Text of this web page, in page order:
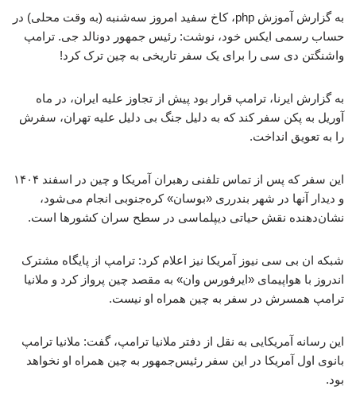
به گزارش آموزش php، کاخ سفید امروز سه‌شنبه (به وقت محلی) در
حساب رسمی ایکس خود، نوشت: رئیس جمهور دونالد جی. ترامپ
واشنگتن دی سی را برای یک سفر تاریخی به چین ترک کرد!
به گزارش ایرنا، ترامپ قرار بود پیش از تجاوز علیه ایران، در ماه
آوریل به پکن سفر کند که به دلیل جنگ بی دلیل علیه تهران، سفرش
را به تعویق انداخت.
این سفر که پس از تماس تلفنی رهبران آمریکا و چین در اسفند ۱۴۰۴
و دیدار آنها در شهر بندرری «بوسان» کره‌جنوبی انجام می‌شود،
نشان‌دهنده نقش حیاتی دیپلماسی در سطح سران کشورها است.
شبکه ان بی سی نیوز آمریکا نیز اعلام کرد: ترامپ از پایگاه مشترک
اندروز با هواپیمای «ایرفورس وان» به مقصد چین پرواز کرد و ملانیا
ترامپ همسرش در سفر به چین همراه او نیست.
این رسانه آمریکایی به نقل از دفتر ملانیا ترامپ، گفت: ملانیا ترامپ
بانوی اول آمریکا در این سفر رئیس‌جمهور به چین همراه او نخواهد
بود.